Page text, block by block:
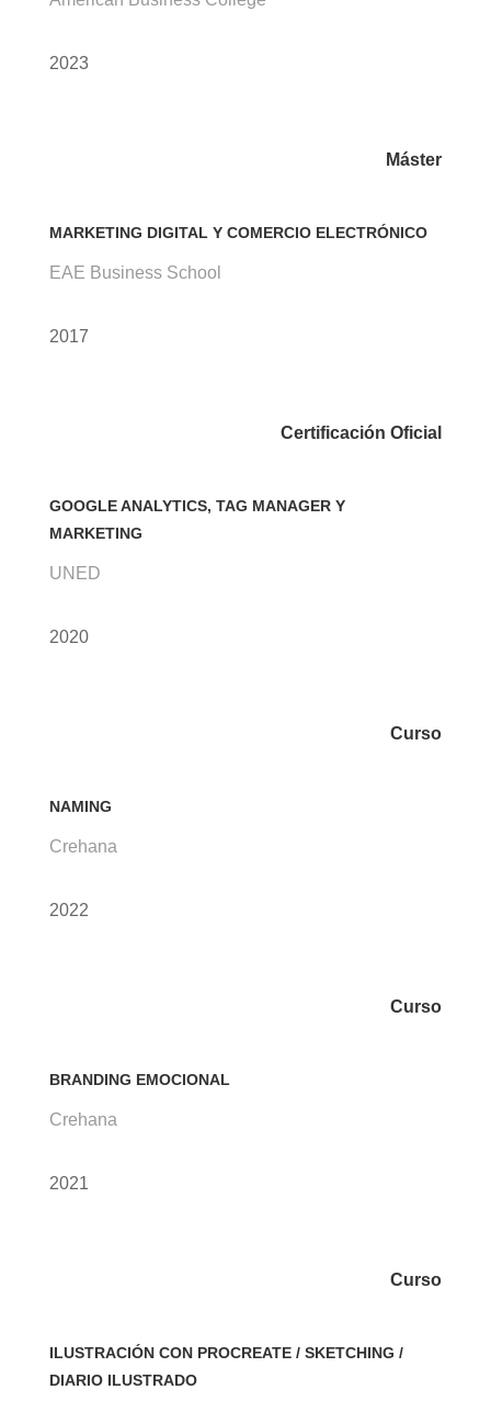
2023
Máster
MARKETING DIGITAL Y COMERCIO ELECTRÓNICO
EAE Business School
2017
Certificación Oficial
GOOGLE ANALYTICS, TAG MANAGER Y
MARKETING
UNED
2020
Curso
NAMING
Crehana
2022
Curso
BRANDING EMOCIONAL
Crehana
2021
Curso
ILUSTRACIÓN CON PROCREATE / SKETCHING /
DIARIO ILUSTRADO